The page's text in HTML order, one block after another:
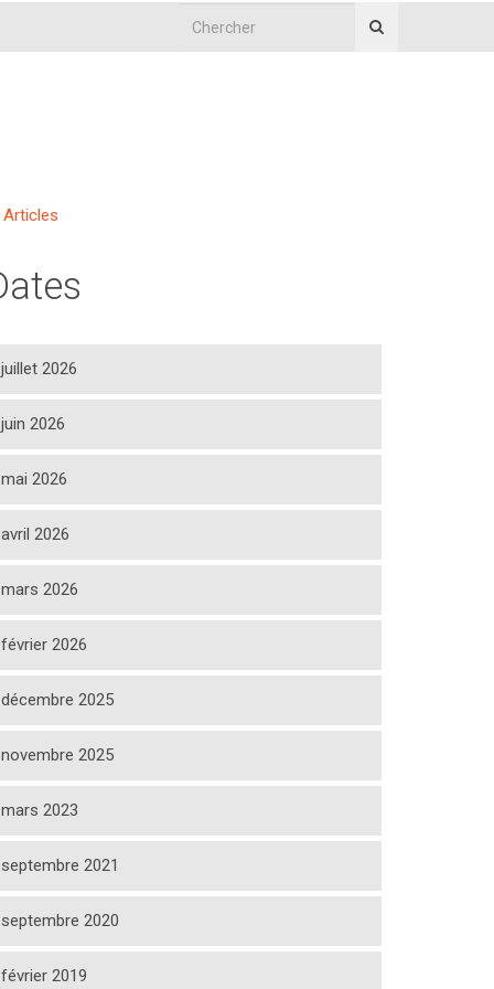
Articles
juillet 2026
juin 2026
mai 2026
avril 2026
mars 2026
février 2026
décembre 2025
novembre 2025
mars 2023
septembre 2021
septembre 2020
février 2019